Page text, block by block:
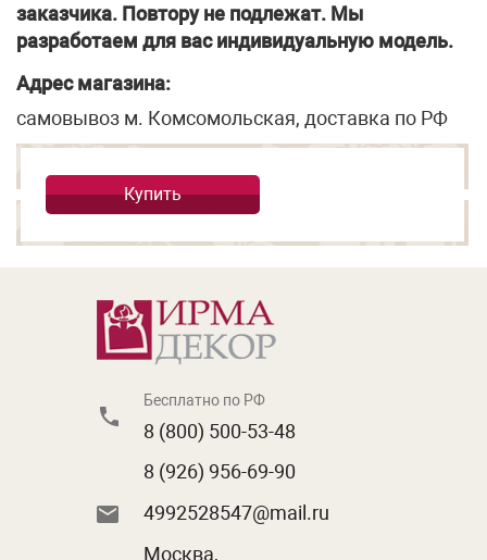
заказчика. Повтору не подлежат. Мы
разработаем для вас индивидуальную модель.
Адрес магазина:
самовывоз м. Комсомольская, доставка по РФ
Купить
Бесплатно по РФ
8 (800) 500-53-48
8 (926) 956-69-90
4992528547@mail.ru
Москва,